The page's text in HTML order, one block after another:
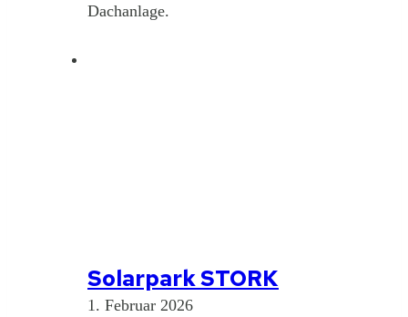
Dachanlage.
Solarpark STORK
1. Februar 2026